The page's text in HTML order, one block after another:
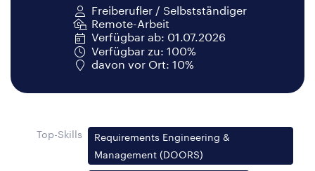
Freiberufler / Selbstständiger
Remote-Arbeit
Verfügbar ab: 01.07.2026
Verfügbar zu: 100%
davon vor Ort: 10%
Top-Skills
Requirements Engineering &
Management (DOORS)